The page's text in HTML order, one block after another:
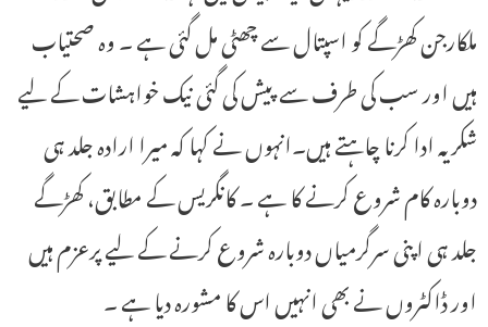
ملکارجن کھڑگے کو اسپتال سے چھٹی مل گئی ہے ۔ وہ صحتیاب
ہیں اور سب کی طرف سے پیش کی گئی نیک خواہشات کے لیے
شکریہ ادا کرنا چاہتے ہیں۔انہوں نے کہا کہ میرا ارادہ جلد ہی
دوبارہ کام شروع کرنے کا ہے ۔ کانگریس کے مطابق، کھڑگے
جلد ہی اپنی سرگرمیاں دوبارہ شروع کرنے کے لیے پرعزم ہیں
اور ڈاکٹروں نے بھی انہیں اس کا مشورہ دیا ہے ۔